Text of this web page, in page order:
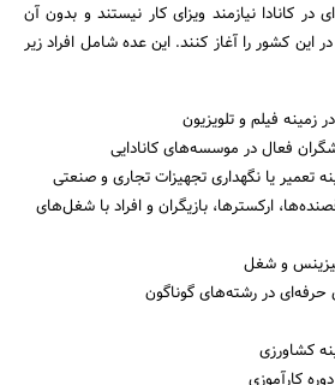
در کانادا نیازمند ویزای کار نیستند و بدون آن
این کشور را آغاز کنند. این عده شامل افراد زیر
فیلم و تلویزیون
فعال در موسسه‌های کانادایی
تعمیر یا نگهداری تجهیزات تجاری و صنعتی
ارکسترها، بازیگران و افراد با شغل‌های
و شغل
در رشته‌های گوناگون
کشاورزی